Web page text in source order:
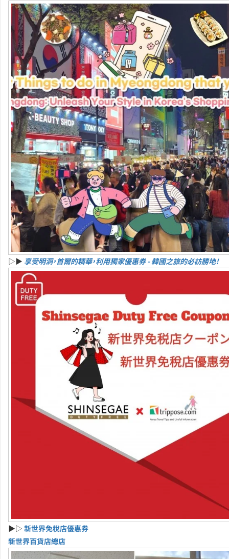
▷▶ 享受明洞，首爾的精華，利用獨家優惠券 - 韓國之旅的必訪勝地！
▶▷ 新世界免稅店優惠券
新世界百貨店總店